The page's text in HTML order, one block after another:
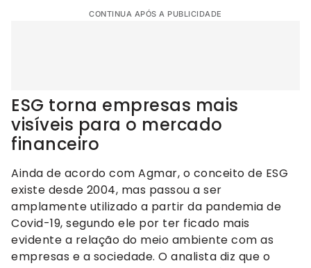
CONTINUA APÓS A PUBLICIDADE
ESG torna empresas mais
visíveis para o mercado
financeiro
Ainda de acordo com Agmar, o conceito de ESG
existe desde 2004, mas passou a ser
amplamente utilizado a partir da pandemia de
Covid-19, segundo ele por ter ficado mais
evidente a relação do meio ambiente com as
empresas e a sociedade. O analista diz que o